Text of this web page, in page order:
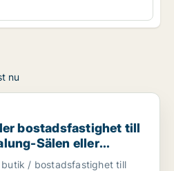
nu
till salu i Vansbro,
bostadsfastighet till
Sälen eller
/ bostadsfastighet till